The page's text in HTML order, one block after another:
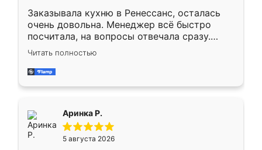
Заказывала кухню в Ренессанс, осталась
очень довольна. Менеджер всё быстро
посчитала, на вопросы отвечала сразу.
Замерщик приехал в субботу, подошёл к
делу со всей ответственностью. Собрали
за день, ребята работали аккуратно, даже
Читать полностью
Аринка Р.
5 августа 2026